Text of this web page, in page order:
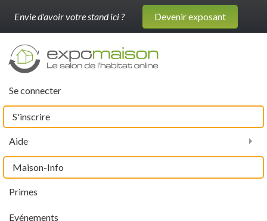
Envie d'avoir votre stand ici ? Devenir exposant
Se connecter
S'inscrire
Aide
Evénements
Primes
Maison-Info